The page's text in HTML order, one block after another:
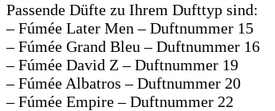
Passende Düfte zu Ihrem Dufttyp sind:
– Fúmée Later Men – Duftnummer 15
– Fúmée Grand Bleu – Duftnummer 16
– Fúmée David Z – Duftnummer 19
– Fúmée Albatros – Duftnummer 20
– Fúmée Empire – Duftnummer 22